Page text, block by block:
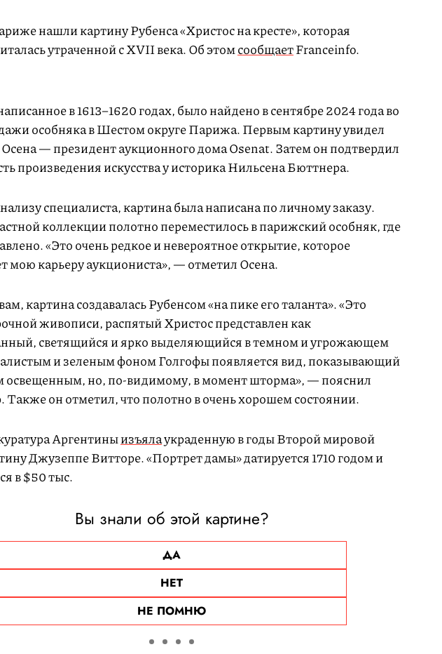
нашли картину Рубенса «Христос на кресте», которая
утраченной с XVII века. Об этомсообщаетFranceinfo.
в 1613–1620 годах, было найдено в сентябре 2024 года во
особняка в Шестом округе Парижа. Первым картину увидел
— президент аукционного дома Osenat. Затем он подтвердил
произведения искусства у историка Нильсена Бюттнера.
специалиста, картина была написана по личному заказу.
коллекции полотно переместилось в парижский особняк, где
«Это очень редкое и невероятное открытие, которое
мою карьеру аукциониста», — отметил Осена.
картина создавалась Рубенсом «на пике его таланта». «Это
живописи, распятый Христос представлен как
светящийся и ярко выделяющийся в темном и угрожающем
и зеленым фоном Голгофы появляется вид, показывающий
освещенным, но, по-видимому, в момент шторма», — пояснил
Также он отметил, что полотно в очень хорошем состоянии.
Аргентиныизъялаукраденную в годы Второй мировой
Джузеппе Витторе. «Портрет дамы» датируется 1710 годом и
в $50 тыс.
Вы знали об этой картине?
ДА
НЕТ
НЕ ПОМНЮ